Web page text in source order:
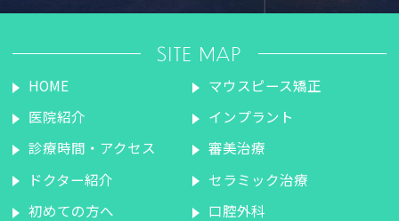
SITE MAP
HOME
医院紹介
診療時間・アクセス
ドクター紹介
初めての方へ
マウスピース矯正
インプラント
審美治療
セラミック治療
口腔外科